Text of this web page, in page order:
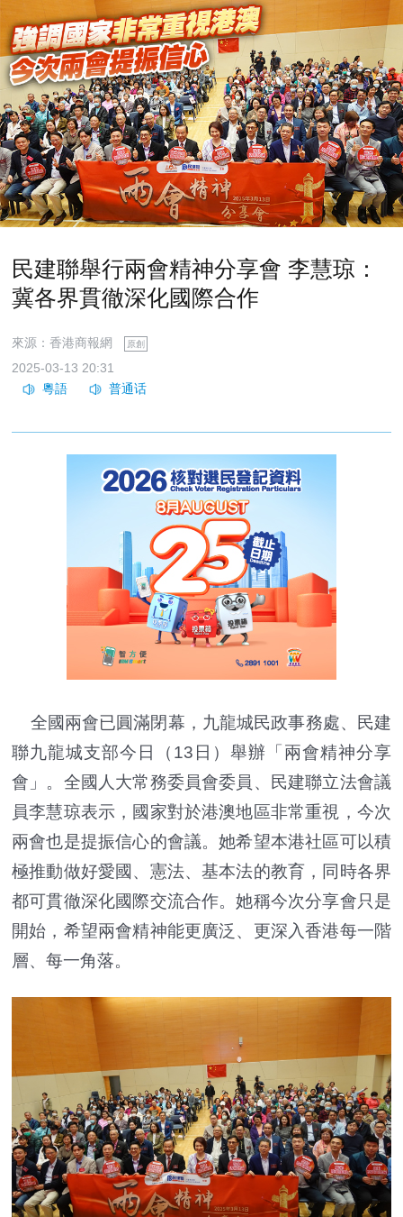
民建聯舉行兩會精神分享會 李慧琼：
冀各界貫徹深化國際合作
來源：香港商報網 原創
2025-03-13 20:31
全國兩會已圓滿閉幕，九龍城民政事務處、民建
聯九龍城支部今日（13日）舉辦「兩會精神分享
會」。全國人大常務委員會委員、民建聯立法會議
員李慧琼表示，國家對於港澳地區非常重視，今次
兩會也是提振信心的會議。她希望本港社區可以積
極推動做好愛國、憲法、基本法的教育，同時各界
都可貫徹深化國際交流合作。她稱今次分享會只是
開始，希望兩會精神能更廣泛、更深入香港每一階
層、每一角落。